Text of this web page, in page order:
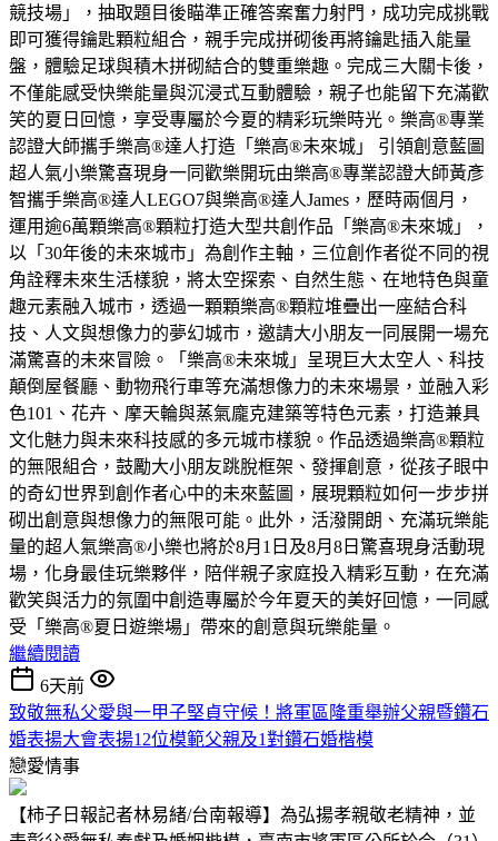
競技場」，抽取題目後瞄準正確答案奮力射門，成功完成挑戰
即可獲得鑰匙顆粒組合，親手完成拼砌後再將鑰匙插入能量
盤，體驗足球與積木拼砌結合的雙重樂趣。完成三大關卡後，
不僅能感受快樂能量與沉浸式互動體驗，親子也能留下充滿歡
笑的夏日回憶，享受專屬於今夏的精彩玩樂時光。樂高®專業
認證大師攜手樂高®達人打造「樂高®未來城」 引領創意藍圖
超人氣小樂驚喜現身一同歡樂開玩由樂高®專業認證大師黃彥
智攜手樂高®達人LEGO7與樂高®達人James，歷時兩個月，
運用逾6萬顆樂高®顆粒打造大型共創作品「樂高®未來城」，
以「30年後的未來城市」為創作主軸，三位創作者從不同的視
角詮釋未來生活樣貌，將太空探索、自然生態、在地特色與童
趣元素融入城市，透過一顆顆樂高®顆粒堆疊出一座結合科
技、人文與想像力的夢幻城市，邀請大小朋友一同展開一場充
滿驚喜的未來冒險。「樂高®未來城」呈現巨大太空人、科技
顛倒屋餐廳、動物飛行車等充滿想像力的未來場景，並融入彩
色101、花卉、摩天輪與蒸氣龐克建築等特色元素，打造兼具
文化魅力與未來科技感的多元城市樣貌。作品透過樂高®顆粒
的無限組合，鼓勵大小朋友跳脫框架、發揮創意，從孩子眼中
的奇幻世界到創作者心中的未來藍圖，展現顆粒如何一步步拼
砌出創意與想像力的無限可能。此外，活潑開朗、充滿玩樂能
量的超人氣樂高®小樂也將於8月1日及8月8日驚喜現身活動現
場，化身最佳玩樂夥伴，陪伴親子家庭投入精彩互動，在充滿
歡笑與活力的氛圍中創造專屬於今年夏天的美好回憶，一同感
受「樂高®夏日遊樂場」帶來的創意與玩樂能量。
繼續閱讀
6天前
致敬無私父愛與一甲子堅貞守候！將軍區隆重舉辦父親暨鑽石
婚表揚大會表揚12位模範父親及1對鑽石婚楷模
戀愛情事
【柿子日報記者林易緒/台南報導】為弘揚孝親敬老精神，並